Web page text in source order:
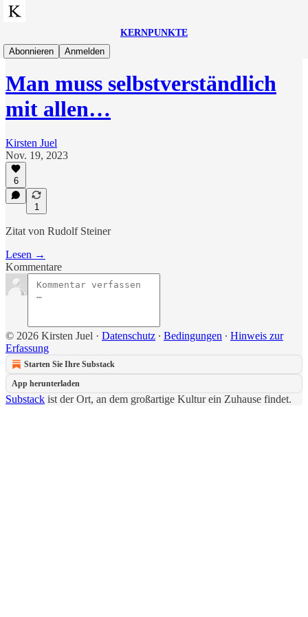
KERNPUNKTE
Abonnieren
Anmelden
Zitate
Man muss selbstverständlich
mit allen…
Kirsten Juel
Nov. 19, 2023
6
1
Zitat von Rudolf Steiner
Lesen →
Kommentare
© 2026 Kirsten Juel · Datenschutz ∙ Bedingungen ∙ Hinweis zur
Erfassung
Starten Sie Ihre Substack
App herunterladen
Substack ist der Ort, an dem großartige Kultur ein Zuhause findet.